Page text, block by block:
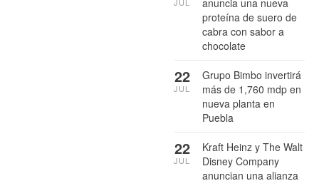
anuncia una nueva
proteína de suero de
cabra con sabor a
chocolate
JUL
Grupo Bimbo invertirá
más de 1,760 mdp en
nueva planta en
Puebla
22
JUL
Kraft Heinz y The Walt
Disney Company
anuncian una alianza
22
JUL